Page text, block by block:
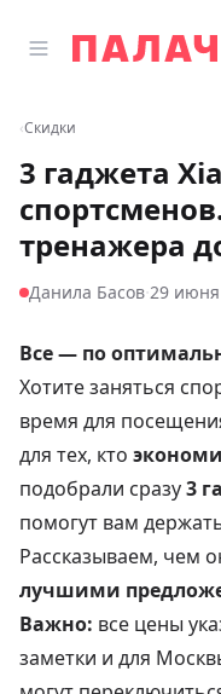
Открыть главное
Палач
‹Скидки
3 гаджета
тренажера
Данила Басов·29 июня
Все — по
Хотите заняться
время для
для тех, кто
подобрали сразу3
помогут вам
Рассказываем, чем
лучшими
Важно: все цены
заметки и для